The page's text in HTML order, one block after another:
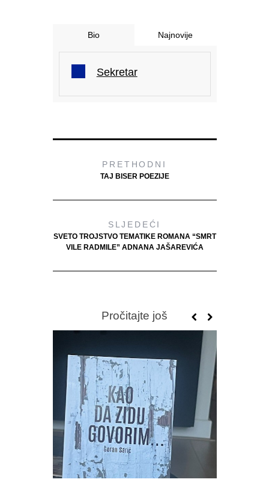
Bio Najnovije
Sekretar
PRETHODNI
TAJ BISER POEZIJE
SLJEDEĆI
SVETO TROJSTVO TEMATIKE ROMANA “SMRT
VILE RADMILE” ADNANA JAŠAREVIĆA
Pročitajte još